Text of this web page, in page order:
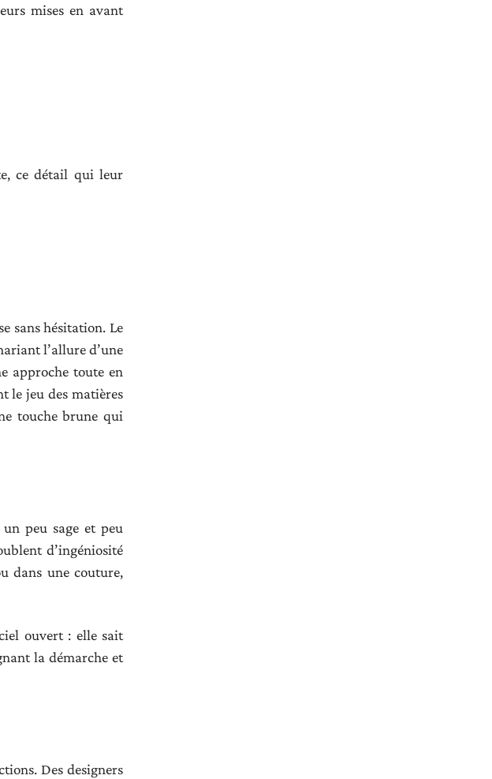
mises en avant
ce détail qui leur
sans hésitation. Le
l’allure d’une
approche toute en
le jeu des matières
touche brune qui
un peu sage et peu
d’ingéniosité
dans une couture,
ouvert : elle sait
la démarche et
Des designers